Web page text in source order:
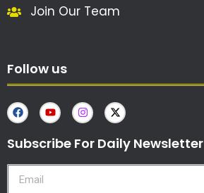
Join Our Team
Follow us
Subscribe For Daily Newsletter